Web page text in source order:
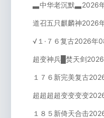
▃中华老沉默▃2026
道召五只麒麟神2026
√１·７６复古2026年
超变神兵█焚天剑
１７６新完美复古
超超超超变变变变
１８５新倚天合击